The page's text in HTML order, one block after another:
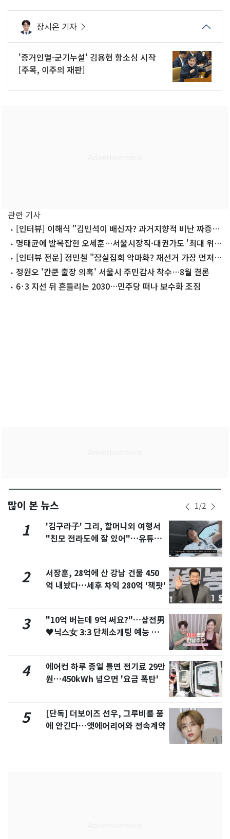
장시온 기자
'증거인멸·군기누설' 김용현 항소심 시작
[주목, 이주의 재판]
관련 기사
[인터뷰] 이해식 "김민석이 배신자? 과거지향적 비난 짜증날
지경"
명태균에 발목잡힌 오세훈…서울시장직·대권가도 '최대 위
기'[인터뷰 전문] 정민철 "잠실집회 악마화? 재선거 가장 먼저
외쳤다"
정원오 '칸쿤 출장 의혹' 서울시 주민감사 착수…8월 결론
6·3 지선 뒤 흔들리는 2030…민주당 떠나 보수화 조짐
많이 본 뉴스 1/2
1
'김구라子' 그리, 할머니외 여행서
"친모 전라도에 잘 있어"…유튜브
2
서장훈, 28억에 산 강남 건물 450
억 내놨다…세후 차익 280억 '잭팟'
3
"10억 버는데 9억 써요?"…삼전男
♥닉스女 3:3 단체소개팅 예능 화
4
에어컨 하루 종일 틀면 전기료 29만
원…450kWh 넘으면 '요금 폭탄'
5
[단독] 더보이즈 선우, 그루비룸 품
에 안긴다…앳에어리어와 전속계약